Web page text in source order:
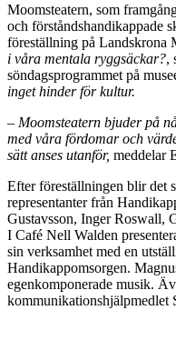
Moomsteatern, som
och förståndshandikappade
föreställning på Landskrona
i våra mentala ryggsäckar?,
söndagsprogrammet på
inget hinder för kultur.
– Moomsteatern bjuder på
med våra fördomar och
sätt anses utanför, meddelar
Efter föreställningen blir det
representanter från
Gustavsson, Inger Roswall,
I Café Nell Walden
sin verksamhet med en
Handikappomsorgen.
egenkomponerade musik.
kommunikationshjälpmedlet